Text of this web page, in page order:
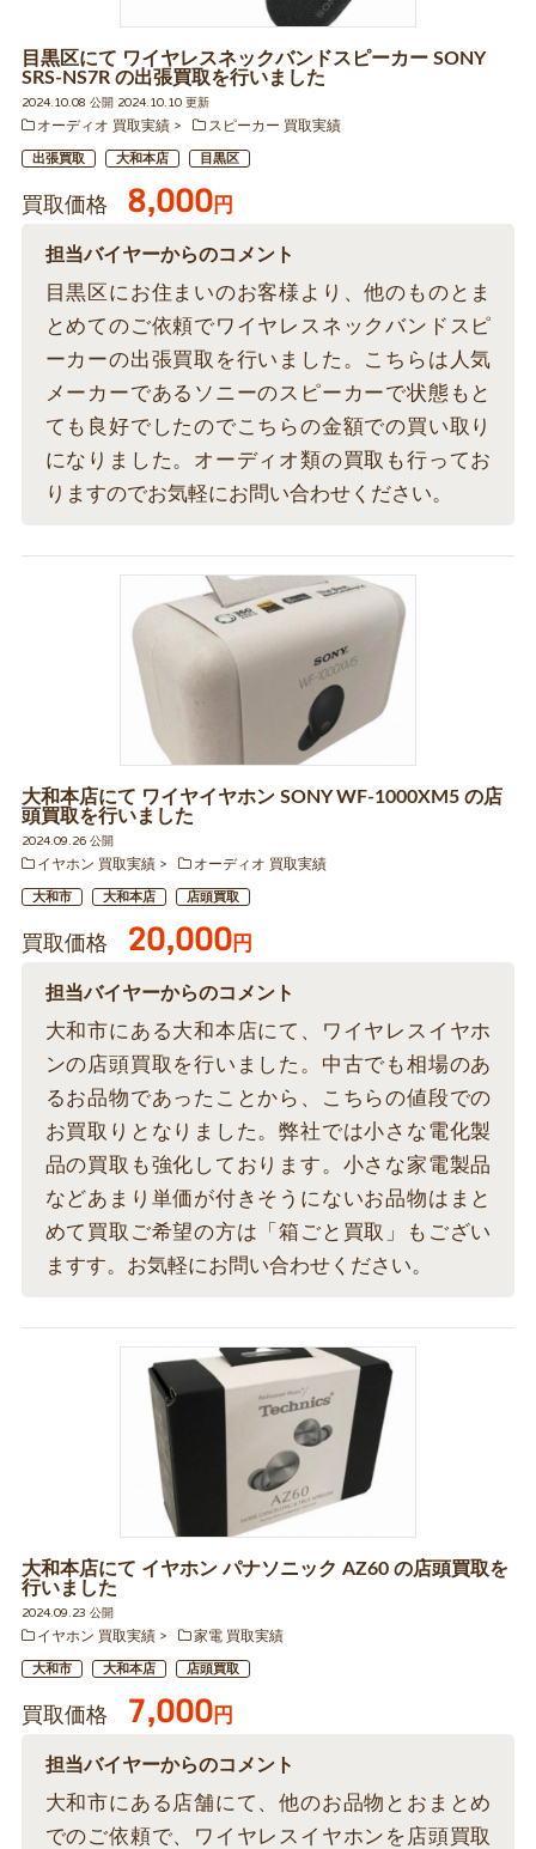
目黒区にて ワイヤレスネックバンドスピーカー SONY
SRS-NS7R の出張買取を行いました
2024.10.08 公開 2024.10.10 更新
オーディオ 買取実績
スピーカー 買取実績
出張買取 大和本店 目黒区
買取価格 8,000円
担当バイヤーからのコメント
目黒区にお住まいのお客様より、他のものとま
とめてのご依頼でワイヤレスネックバンドスピ
ーカーの出張買取を行いました。こちらは人気
メーカーであるソニーのスピーカーで状態もと
ても良好でしたのでこちらの金額での買い取り
になりました。オーディオ類の買取も行ってお
りますのでお気軽にお問い合わせください。
大和本店にて ワイヤイヤホン SONY WF-1000XM5 の店
頭買取を行いました
2024.09.26 公開
イヤホン 買取実績
オーディオ 買取実績
大和市 大和本店 店頭買取
買取価格 20,000円
担当バイヤーからのコメント
大和市にある大和本店にて、ワイヤレスイヤホ
ンの店頭買取を行いました。中古でも相場のあ
るお品物であったことから、こちらの値段での
お買取りとなりました。弊社では小さな電化製
品の買取も強化しております。小さな家電製品
などあまり単価が付きそうにないお品物はまと
めて買取ご希望の方は「箱ごと買取」もござい
ますす。お気軽にお問い合わせください。
大和本店にて イヤホン パナソニック AZ60 の店頭買取を
行いました
2024.09.23 公開
イヤホン 買取実績
家電 買取実績
大和市 大和本店 店頭買取
買取価格 7,000円
担当バイヤーからのコメント
大和市にある店舗にて、他のお品物とおまとめ
でのご依頼で、ワイヤレスイヤホンを店頭買取